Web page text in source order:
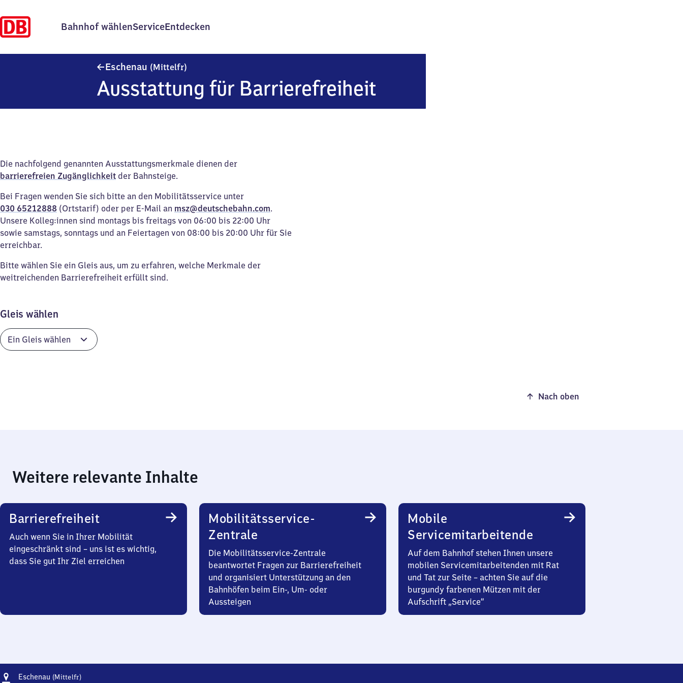
Bahnhof wählenServiceEntdecken
Eschenau (Mittelfr)
Ausstattung für Barrierefreiheit
Die nachfolgend genannten Ausstattungsmerkmale dienen der
barrierefreien Zugänglichkeit der Bahnsteige.
Bei Fragen wenden Sie sich bitte an den Mobilitätsservice unter
030 65212888 (Ortstarif) oder per E-Mail an msz@deutschebahn.com.
Unsere Kolleg:innen sind montags bis freitags von 06:00 bis 22:00 Uhr
sowie samstags, sonntags und an Feiertagen von 08:00 bis 20:00 Uhr für Sie
erreichbar.
Bitte wählen Sie ein Gleis aus, um zu erfahren, welche Merkmale der
weitreichenden Barrierefreiheit erfüllt sind.
Gleis wählen
Nach oben
Weitere relevante Inhalte
Barrierefreiheit
Auch wenn Sie in Ihrer Mobilität
eingeschränkt sind – uns ist es wichtig,
dass Sie gut Ihr Ziel erreichen
Mobilitätsservice-
Zentrale
Die Mobilitätsservice-Zentrale
beantwortet Fragen zur Barrierefreiheit
und organisiert Unterstützung an den
Bahnhöfen beim Ein-, Um- oder
Aussteigen
Mobile
Servicemitarbeitende
Auf dem Bahnhof stehen Ihnen unsere
mobilen Servicemitarbeitenden mit Rat
und Tat zur Seite – achten Sie auf die
burgundy farbenen Mützen mit der
Aufschrift „Service“
Adresse
Eschenau (Mittelfr)Eschenau